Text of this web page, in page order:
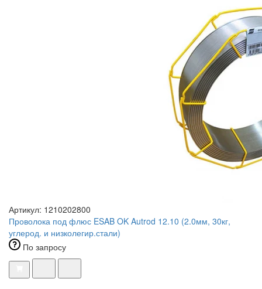
Артикул: 1210202800
Проволока под флюс ESAB OK Autrod 12.10 (2.0мм, 30кг,
углерод. и низколегир.стали)
По запросу